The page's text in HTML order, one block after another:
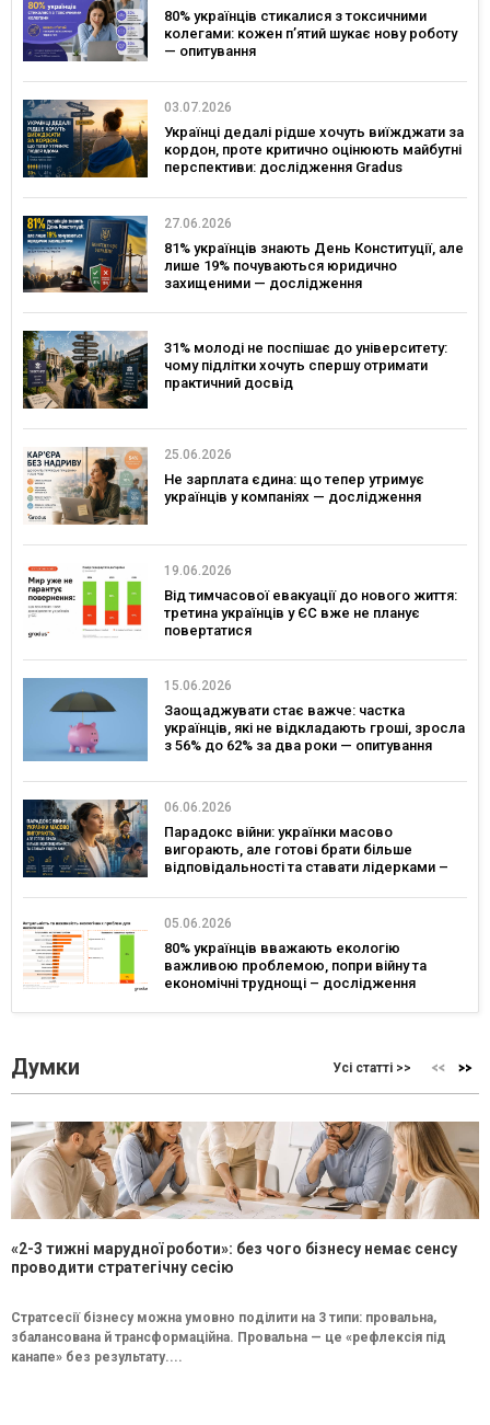
80% українців стикалися з токсичними
колегами: кожен п’ятий шукає нову роботу
— опитування
03.07.2026
Українці дедалі рідше хочуть виїжджати за
кордон, проте критично оцінюють майбутні
перспективи: дослідження Gradus
27.06.2026
81% українців знають День Конституції, але
лише 19% почуваються юридично
захищеними — дослідження
31% молоді не поспішає до університету:
чому підлітки хочуть спершу отримати
практичний досвід
25.06.2026
Не зарплата єдина: що тепер утримує
українців у компаніях — дослідження
19.06.2026
Від тимчасової евакуації до нового життя:
третина українців у ЄС вже не планує
повертатися
15.06.2026
Заощаджувати стає важче: частка
українців, які не відкладають гроші, зросла
з 56% до 62% за два роки — опитування
06.06.2026
Парадокс війни: українки масово
вигорають, але готові брати більше
відповідальності та ставати лідерками –
05.06.2026
80% українців вважають екологію
важливою проблемою, попри війну та
економічні труднощі – дослідження
Думки Усі статті >>
«2-3 тижні марудної роботи»: без чого бізнесу немає сенсу
проводити стратегічну сесію
Стратсесії бізнесу можна умовно поділити на 3 типи: провальна,
збалансована й трансформаційна. Провальна — це «рефлексія під
канапе» без результату....